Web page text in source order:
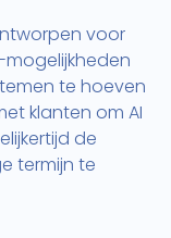
voor
mogelijkheden
te hoeven
klanten om AI
de
termijn te